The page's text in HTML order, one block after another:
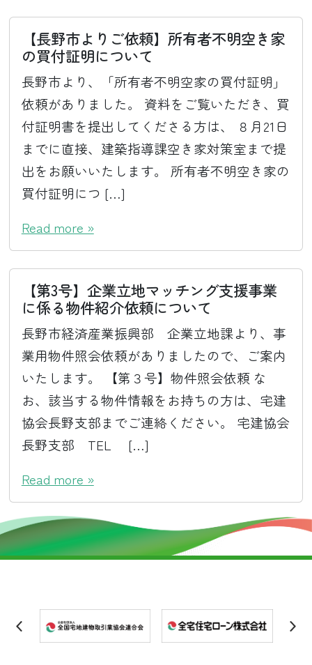
【長野市よりご依頼】所有者不明空き家
の買付証明について
長野市より、「所有者不明空家の買付証明」
依頼がありました。 資料をご覧いただき、買
付証明書を提出してくださる方は、 ８月21日
までに直接、建築指導課空き家対策室まで提
出をお願いいたします。 所有者不明空き家の
買付証明につ […]
Read more »
【第3号】企業立地マッチング支援事業
に係る物件紹介依頼について
長野市経済産業振興部 企業立地課より、事
業用物件照会依頼がありましたので、ご案内
いたします。 【第３号】物件照会依頼 な
お、該当する物件情報をお持ちの方は、宅建
協会長野支部までご連絡ください。 宅建協会
長野支部 TEL […]
Read more »